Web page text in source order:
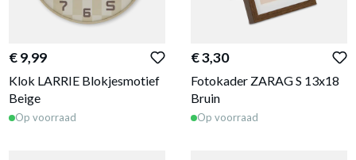
€ 9,99
Klok LARRIE Blokjesmotief
Beige
Op voorraad
€ 3,30
Fotokader ZARAG S 13x18
Bruin
Op voorraad